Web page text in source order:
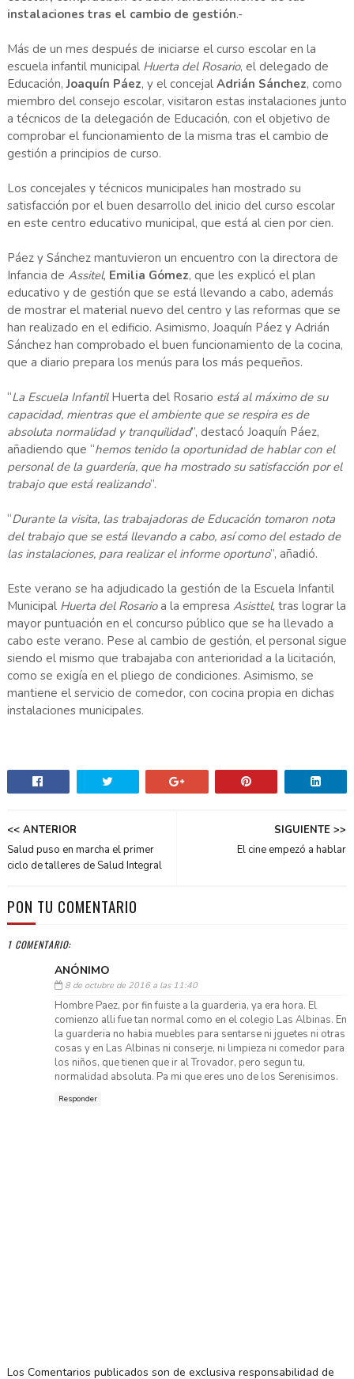
instalaciones tras el cambio de gestión.-
Más de un mes después de iniciarse el curso escolar en la
escuela infantil municipal Huerta del Rosario, el delegado de
Educación,Joaquín Páez, y el concejal Adrián Sánchez, como
miembro del consejo escolar, visitaron estas instalaciones junto
a técnicos de la delegación de Educación, con el objetivo de
comprobar el funcionamiento de la misma tras el cambio de
gestión a principios de curso.
Los concejales y técnicos municipales han mostrado su
satisfacción por el buen desarrollo del inicio del curso escolar
en este centro educativo municipal, que está al cien por cien.
Páez y Sánchez mantuvieron un encuentro con la directora de
Infancia de Assitel, Emilia Gómez, que les explicó el plan
educativo y de gestión que se está llevando a cabo, además
de mostrar el material nuevo del centro y las reformas que se
han realizado en el edificio. Asimismo, Joaquín Páez y Adrián
Sánchez han comprobado el buen funcionamiento de la cocina,
que a diario prepara los menús para los más pequeños.
“La Escuela InfantilHuerta del Rosario está al máximo de su
capacidad, mientras que el ambiente que se respira es de
absoluta normalidad y tranquilidad”, destacó Joaquín Páez,
añadiendo que “hemos tenido la oportunidad de hablar con el
personal de la guardería, que ha mostrado su satisfacción por el
trabajo que está realizando”.
“Durante la visita, las trabajadoras de Educación tomaron nota
del trabajo que se está llevando a cabo, así como del estado de
las instalaciones, para realizar el informe oportuno”, añadió.
Este verano se ha adjudicado la gestión de la Escuela Infantil
Municipal Huerta del Rosarioa la empresa Asisttel, tras lograr la
mayor puntuación en el concurso público que se ha llevado a
cabo este verano. Pese al cambio de gestión, el personal sigue
siendo el mismo que trabajaba con anterioridad a la licitación,
como se exigía en el pliego de condiciones. Asimismo, se
mantiene el servicio de comedor, con cocina propia en dichas
instalaciones municipales.
SIGUIENTE >>
El cine empezó a hablar
<< ANTERIOR
Salud puso en marcha el primer
ciclo de talleres de Salud Integral
PON TU COMENTARIO
1 COMENTARIO:
ANÓNIMO
8 de octubre de 2016 a las 11:40
Hombre Paez, por fin fuiste a la guarderia, ya era hora. El
comienzo alli fue tan normal como en el colegio Las Albinas. En
la guarderia no habia muebles para sentarse ni jguetes ni otras
cosas y en Las Albinas ni conserje, ni limpieza ni comedor para
los niños, que tienen que ir al Trovador, pero segun tu,
normalidad absoluta. Pa mi que eres uno de los Serenisimos.
Responder
Los Comentarios publicados son de exclusiva responsabilidad de